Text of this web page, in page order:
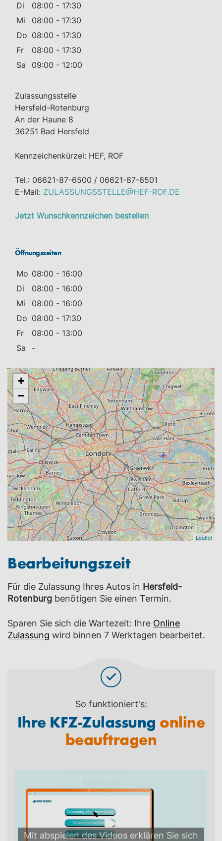
Di
08:00 - 17:30
Mi
08:00 - 17:30
Do 08:00 - 17:30
Fr
08:00 - 17:30
Sa
09:00 - 12:00
Zulassungsstelle
Hersfeld-Rotenburg
An der Haune 8
36251 Bad Hersfeld
Kennzeichenkürzel: HEF, ROF
Tel.: 06621-87-6500 / 06621-87-6501
E-Mail: ZULASSUNGSSTELLE@HEF-ROF.DE
Jetzt Wunschkennzeichen bestellen
Öffnungszeiten
Mo 08:00 - 16:00
Di
08:00 - 16:00
Mi
08:00 - 16:00
Do 08:00 - 17:30
Fr
08:00 - 13:00
Sa
-
+
−
Leaflet
Bearbeitungszeit
Für die Zulassung Ihres Autos in Hersfeld-
Rotenburg benötigen Sie einen Termin.
Sparen Sie sich die Wartezeit: Ihre Online
Zulassung wird binnen 7 Werktagen bearbeitet.
So funktioniert's:
Ihre KFZ-Zulassung online
beauftragen
Mit abspielen des Videos erklären Sie sich